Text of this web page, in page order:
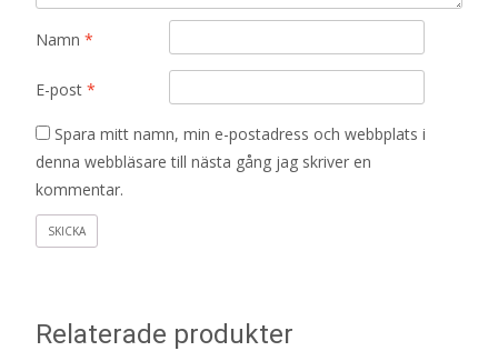
Namn *
E-post *
Spara mitt namn, min e-postadress och webbplats i
denna webbläsare till nästa gång jag skriver en
kommentar.
Relaterade produkter